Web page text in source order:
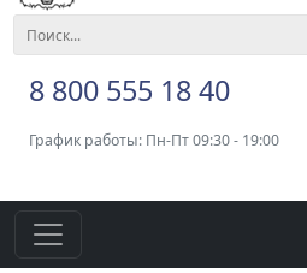
8 800 555 18 40
График работы: Пн-Пт 09:30 - 19:00